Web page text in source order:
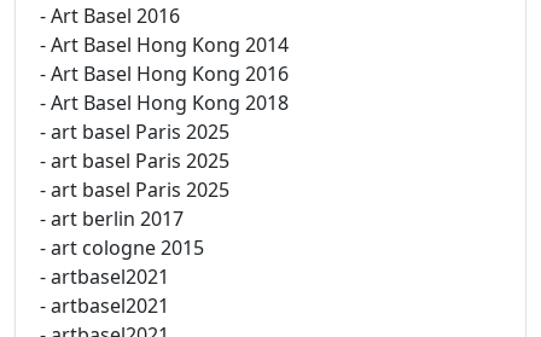
- Art Basel 2016
- Art Basel Hong Kong 2014
- Art Basel Hong Kong 2016
- Art Basel Hong Kong 2018
- art basel Paris 2025
- art basel Paris 2025
- art basel Paris 2025
- art berlin 2017
- art cologne 2015
- artbasel2021
- artbasel2021